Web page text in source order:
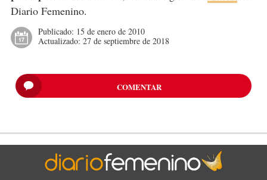
Diario Femenino.
Publicado: 15 de enero de 2010
Actualizado: 27 de septiembre de 2018
COMENTAR